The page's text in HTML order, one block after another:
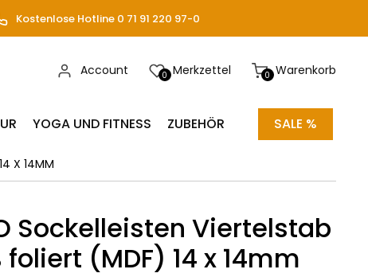
Kostenlose Hotline 0 71 91 220 97-0
0 Warenkorb
0 Merkzettel
Account
YOGA UND FITNESS ZUBEHÖR SALE %
X 14MM
Sockelleisten Viertelstab
(MDF) 14 x 14mm